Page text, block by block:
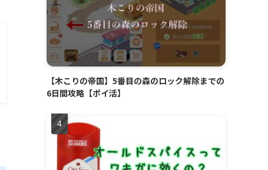
【木こりの帝国】5番目の森のロック解除までの
6日間攻略【ポイ活】